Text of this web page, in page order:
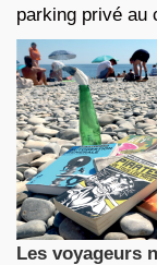
parking privé
Les voyageurs